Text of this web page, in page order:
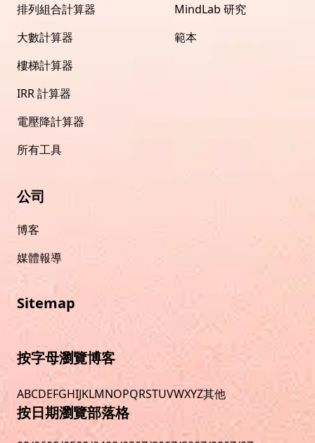
排列組合計算器
大數計算器
樓梯計算器
IRR 計算器
電壓降計算器
所有工具
MindLab 研究
範本
公司
博客
媒體報導
Sitemap
按字母瀏覽博客
ABCDEFGHIJKLMNOPQRSTUVWXYZ其他
按日期瀏覽部落格